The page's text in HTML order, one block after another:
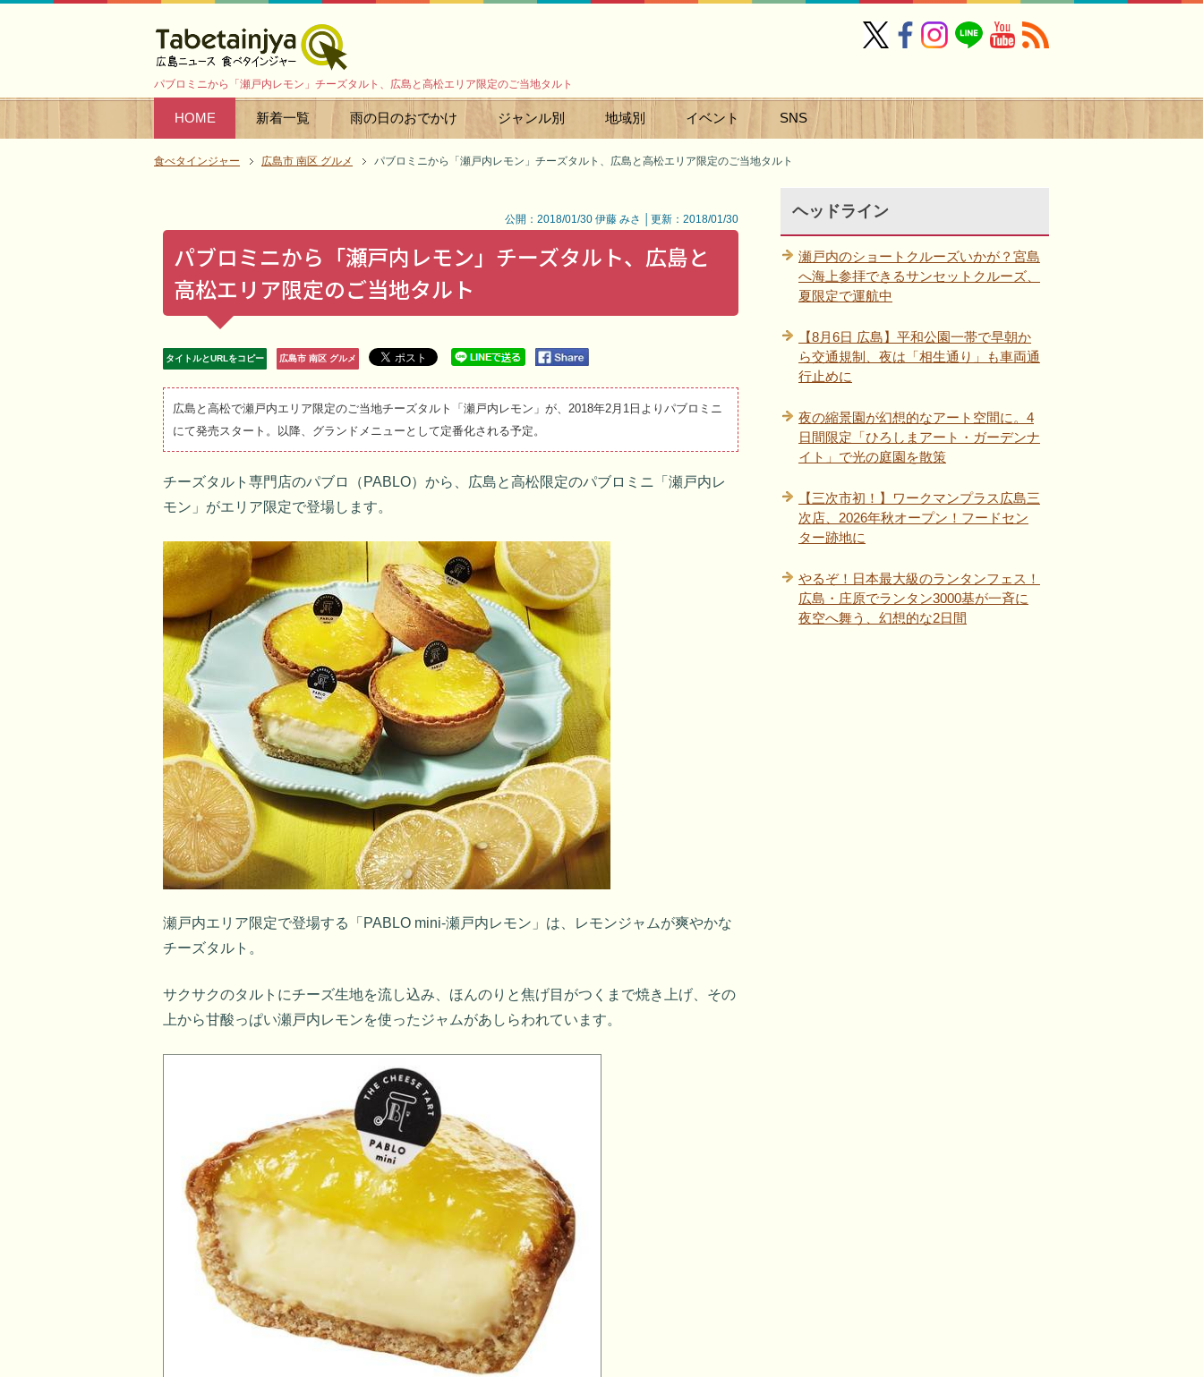
パブロミニから「瀬戸内レモン」チーズタルト、広島と高松エリア限定のご当地タルト
HOME 新着一覧 雨の日のおでかけ ジャンル別 地域別 イベント SNS
食べタインジャー 広島市 南区 グルメ パブロミニから「瀬戸内レモン」チーズタルト、広島と高松エリア限定のご当地タルト
公開：2018/01/30 伊藤 みさ │更新：2018/01/30
パブロミニから「瀬戸内レモン」チーズタルト、広島と
高松エリア限定のご当地タルト
タイトルとURLをコピー 広島市 南区 グルメ
広島と高松で瀬戸内エリア限定のご当地チーズタルト「瀬戸内レモン」が、2018年2月1日よりパブロミニ
にて発売スタート。以降、グランドメニューとして定番化される予定。
チーズタルト専門店のパブロ（PABLO）から、広島と高松限定のパブロミニ「瀬戸内レ
モン」がエリア限定で登場します。
瀬戸内エリア限定で登場する「PABLO mini-瀬戸内レモン」は、レモンジャムが爽やかな
チーズタルト。
サクサクのタルトにチーズ生地を流し込み、ほんのりと焦げ目がつくまで焼き上げ、その
上から甘酸っぱい瀬戸内レモンを使ったジャムがあしらわれています。
ヘッドライン
瀬戸内のショートクルーズいかが？宮島
へ海上参拝できるサンセットクルーズ、
夏限定で運航中
【8月6日 広島】平和公園一帯で早朝か
ら交通規制、夜は「相生通り」も車両通
行止めに
夜の縮景園が幻想的なアート空間に。4
日間限定「ひろしまアート・ガーデンナ
イト」で光の庭園を散策
【三次市初！】ワークマンプラス広島三
次店、2026年秋オープン！フードセン
ター跡地に
やるぞ！日本最大級のランタンフェス！
広島・庄原でランタン3000基が一斉に
夜空へ舞う、幻想的な2日間